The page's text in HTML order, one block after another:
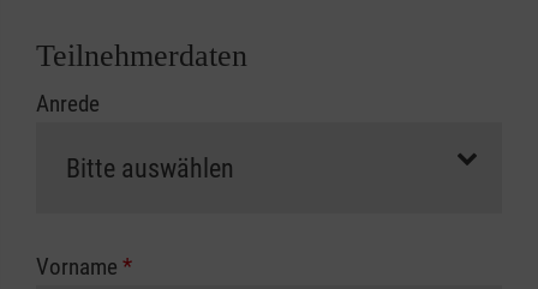
Abrechnungsunterlagen spätestens zu
erfolgt eine Abrechnung der vollen Kursgebühr
Die notwendigen Formulare für die
zuständigen Berufsgenossenschaft oder
Teilnehmerdaten
Anrede
Vorname *